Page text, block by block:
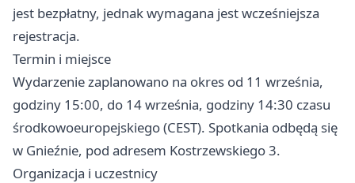
jest bezpłatny, jednak wymagana jest wcześniejsza
rejestracja.
Termin i miejsce
Wydarzenie zaplanowano na okres od 11 września,
godziny 15:00, do 14 września, godziny 14:30 czasu
środkowoeuropejskiego (CEST). Spotkania odbędą się
w Gnieźnie, pod adresem Kostrzewskiego 3.
Organizacja i uczestnicy